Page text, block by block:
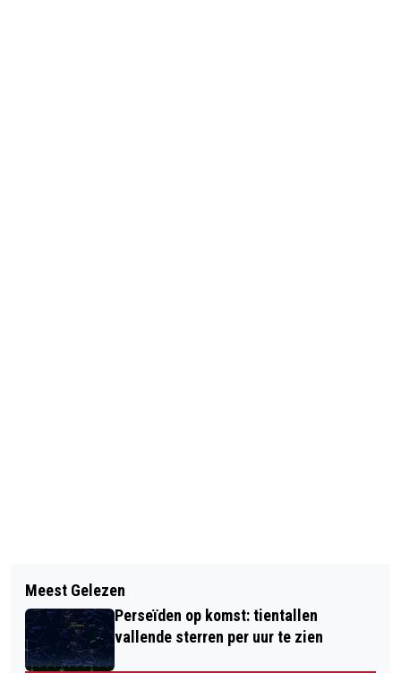
DWDD STILZWIJGEND GESTOPT MET
'JAKHALZEN'
VINDER VAN BABY'TJE:
VOORBESTEMD HEM TE VINDEN
Meest Gelezen
Perseïden op komst: tientallen
vallende sterren per uur te zien